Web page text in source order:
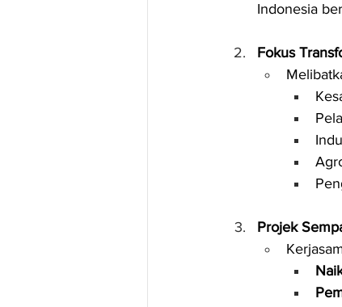
Indonesia
Fokus
Projek